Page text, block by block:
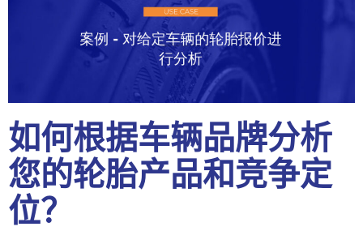
如何根据车辆品牌分析
您的轮胎产品和竞争定
位？